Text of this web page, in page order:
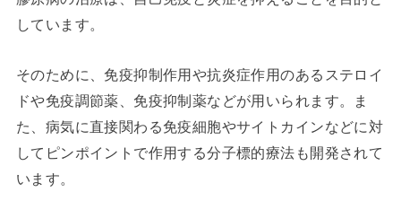
しています。
そのために、免疫抑制作用や抗炎症作用のあるステロイ
ドや免疫調節薬、免疫抑制薬などが用いられます。ま
た、病気に直接関わる免疫細胞やサイトカインなどに対
してピンポイントで作用する分子標的療法も開発されて
います。